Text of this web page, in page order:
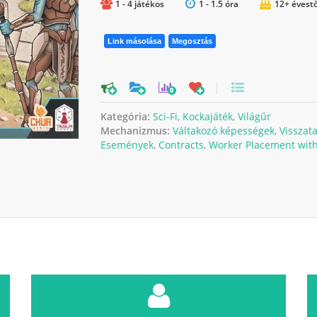
1 - 4 játékos 1 - 1.5 óra 12+
Link másolása Megosztás
0
Kategória: Sci-Fi, Kockajáték, Világűr
Mechanizmus: Váltakozó képességek,
Események, Contracts, Worker Placement